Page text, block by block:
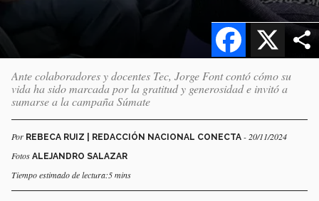
X
Facebook
Ante colaboradores y docentes Tec, Jorge Font contó cómo su
vida ha sido marcada por la gratitud y generosidad e invitó a
sumarse a la campaña Súmate
Por REBECA RUIZ | REDACCIÓN NACIONAL CONECTA - 20/11/2024
Fotos ALEJANDRO SALAZAR
Tiempo estimado de lectura:5 mins